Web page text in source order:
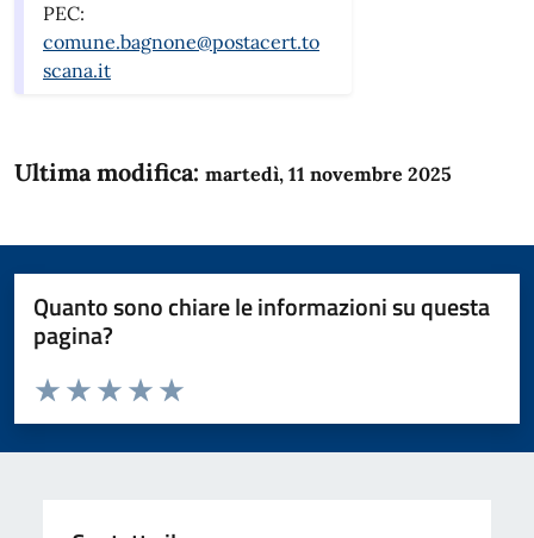
PEC:
comune.bagnone@postacert.to
scana.it
Ultima modifica: martedì, 11 novembre 2025
Quanto sono chiare le informazioni su questa
pagina?
Domanda
Valuta da 1 a 5 stelle la pagina
Valuta 5 stelle su 5
Valuta 4 stelle su 5
Valuta 3 stelle su 5
Valuta 2 stelle su 5
Valuta 1 stelle su 5